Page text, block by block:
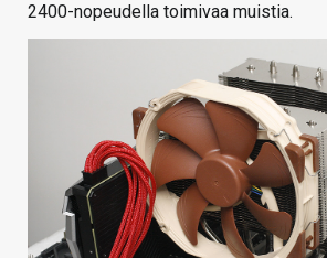
2400-nopeudella toimivaa muistia.